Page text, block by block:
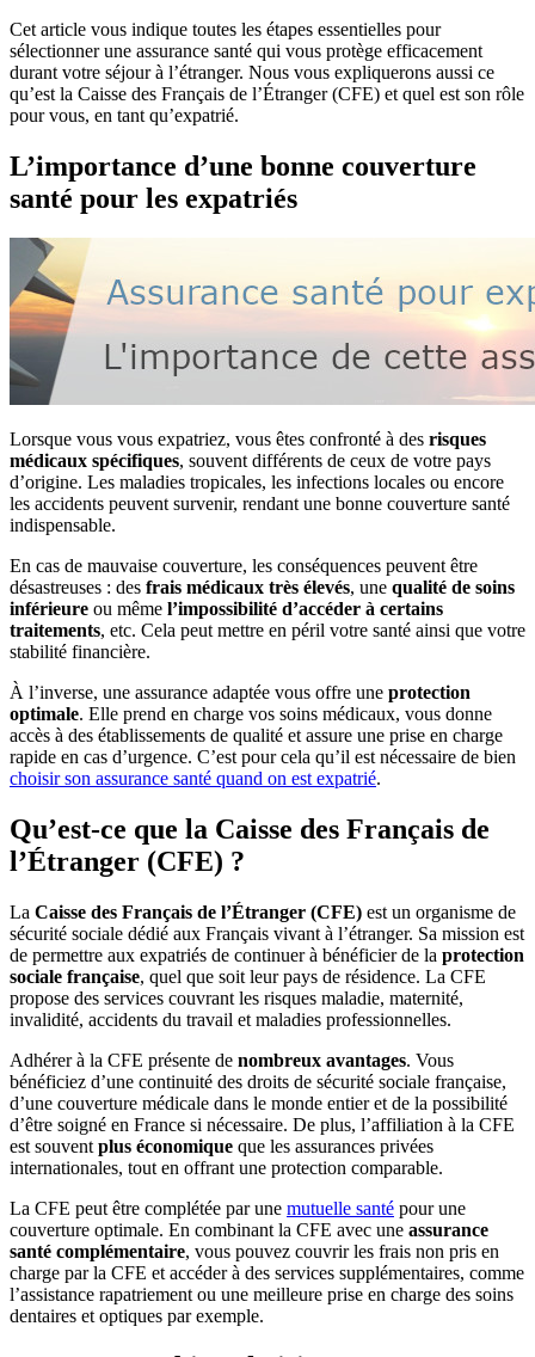
Cet article vous indique toutes les étapes essentielles pour
sélectionner une assurance santé qui vous protège efficacement
durant votre séjour à l’étranger. Nous vous expliquerons aussi ce
qu’est la Caisse des Français de l’Étranger (CFE) et quel est son rôle
pour vous, en tant qu’expatrié.
L’importance d’une bonne couverture
santé pour les expatriés
Lorsque vous vous expatriez, vous êtes confronté à des risques
médicaux spécifiques, souvent différents de ceux de votre pays
d’origine. Les maladies tropicales, les infections locales ou encore
les accidents peuvent survenir, rendant une bonne couverture santé
indispensable.
En cas de mauvaise couverture, les conséquences peuvent être
désastreuses : des frais médicaux très élevés, une qualité de soins
inférieure ou même l’impossibilité d’accéder à certains
traitements, etc. Cela peut mettre en péril votre santé ainsi que votre
stabilité financière.
À l’inverse, une assurance adaptée vous offre une protection
optimale. Elle prend en charge vos soins médicaux, vous donne
accès à des établissements de qualité et assure une prise en charge
rapide en cas d’urgence. C’est pour cela qu’il est nécessaire de bien
choisir son assurance santé quand on est expatrié.
Qu’est-ce que la Caisse des Français de
l’Étranger (CFE) ?
La Caisse des Français de l’Étranger (CFE) est un organisme de
sécurité sociale dédié aux Français vivant à l’étranger. Sa mission est
de permettre aux expatriés de continuer à bénéficier de la protection
sociale française, quel que soit leur pays de résidence. La CFE
propose des services couvrant les risques maladie, maternité,
invalidité, accidents du travail et maladies professionnelles.
Adhérer à la CFE présente de nombreux avantages. Vous
bénéficiez d’une continuité des droits de sécurité sociale française,
d’une couverture médicale dans le monde entier et de la possibilité
d’être soigné en France si nécessaire. De plus, l’affiliation à la CFE
est souvent plus économique que les assurances privées
internationales, tout en offrant une protection comparable.
La CFE peut être complétée par une mutuelle santé pour une
couverture optimale. En combinant la CFE avec une assurance
santé complémentaire, vous pouvez couvrir les frais non pris en
charge par la CFE et accéder à des services supplémentaires, comme
l’assistance rapatriement ou une meilleure prise en charge des soins
dentaires et optiques par exemple.